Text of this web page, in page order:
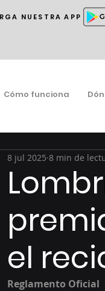
NUESTRA APP
Cómo funciona
el
8 jul 2025 8 min de
Reglamento Oficial